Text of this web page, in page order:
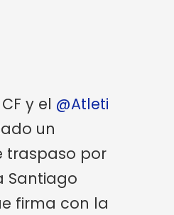
y el @Atleti
un
traspaso por
Santiago
firma con la